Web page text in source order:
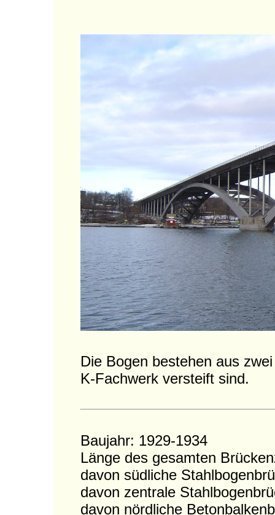
Die Bogen bestehen aus
K-Fachwerk versteift sind.
Baujahr: 1929-1934
Länge des gesamten
davon südliche
davon zentrale
davon nördliche